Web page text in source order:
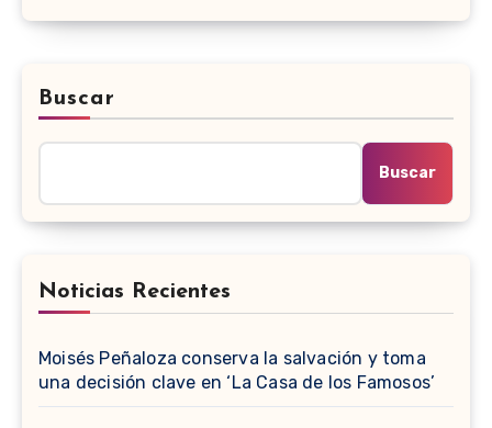
Buscar
Buscar
Noticias Recientes
Moisés Peñaloza conserva la salvación y toma
una decisión clave en ‘La Casa de los Famosos’